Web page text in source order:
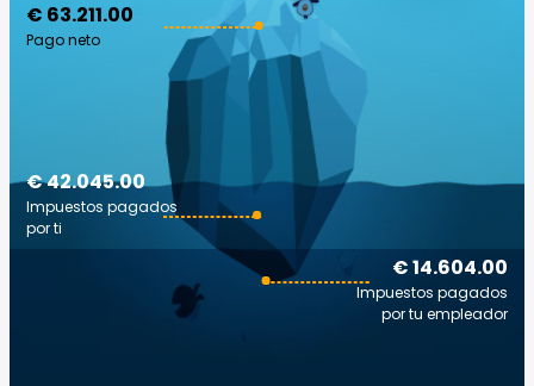
€ 63.211.00
Pago neto
€ 14.604.00
Impuestos pagados
por tu empleador
€ 42.045.00
Impuestos pagados
por ti